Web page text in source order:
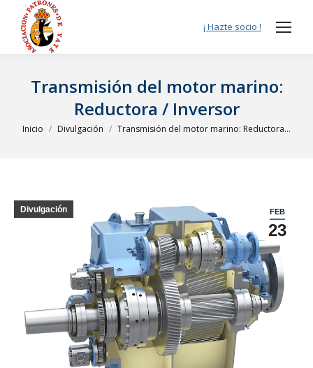
¡ Hazte socio !
Transmisión del motor marino:
Reductora / Inversor
Estás aquí:
Inicio Divulgación Transmisión del motor marino: Reductora…
FEB
23
Divulgación